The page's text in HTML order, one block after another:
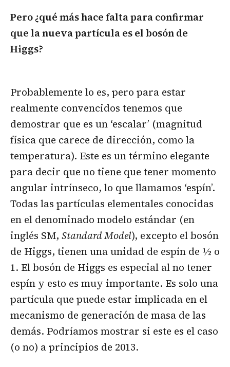
Pero ¿qué más hace falta para confirmar
que la nueva partícula es el bosón de
Higgs?
Probablemente lo es, pero para estar
realmente convencidos tenemos que
demostrar que es un ‘escalar’ (magnitud
física que carece de dirección, como la
temperatura). Este es un término elegante
para decir que no tiene que tener momento
angular intrínseco, lo que llamamos ‘espín’.
Todas las partículas elementales conocidas
en el denominado modelo estándar (en
inglés SM, Standard Model), excepto el bosón
de Higgs, tienen una unidad de espín de ½ o
1. El bosón de Higgs es especial al no tener
espín y esto es muy importante. Es solo una
partícula que puede estar implicada en el
mecanismo de generación de masa de las
demás. Podríamos mostrar si este es el caso
(o no) a principios de 2013.